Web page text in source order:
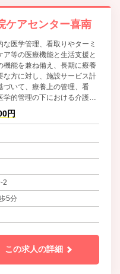
ケアセンター喜南
な医学管理、看取りやターミ
ア等の医療機能と生活支援と
機能を兼ね備え、長期に療養
な方に対し、施設サービス計
づいて、療養上の管理、看
学的管理の下における介護及
訓練、その他必要な医療並び
生活上の支援を行うことによ
所者がその有する能力に応じ
た日常生活を営む事が出来る
することを目指す施設です。
円
2
5分
この求人の詳細